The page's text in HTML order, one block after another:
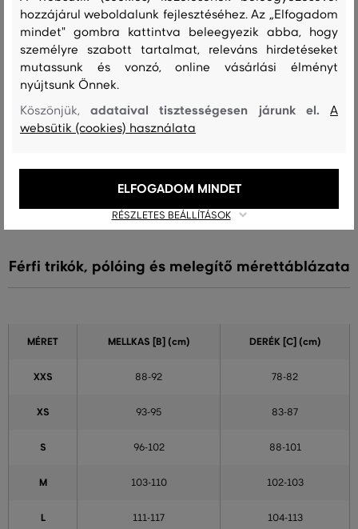
amit viselek
Szín
Méret:
M
Hogy áll?: A méret megegyezik az általam
szokásosan viselt mérettel
Jenő M.
Szín
Méret:
Hogy áll?: A méret megegyezik az általam
szokásosan viselt mérettel
Józsefné K.
Férfi trikók, pólóing és melegítő mérettáblázata
MÉRET MELLKAS [B] (cm) DERÉK [C] (cm)
XXS 88-92 78-82
XS 93-95 83-87
S 96-102 88-101
M 103-110 102-103
L 111-117 104-113
hozzájárul weboldalunk fejlesztéséhez. Az „Elfogadom
mindet" gombra kattintva beleegyezik abba, hogy
személyre szabott tartalmat, releváns hirdetéseket
mutassunk és vonzó, online vásárlási élményt
nyújtsunk Önnek.
Köszönjük,adataival tisztességesen járunk el.A
websütik (cookies) használata
RÉSZLETES BEÁLLÍTÁSOK
ELFOGADOM MINDET